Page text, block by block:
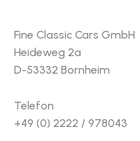
Fine Classic Cars GmbH
Heideweg 2a
D-53332 Bornheim
Telefon
+49 (0) 2222 / 978043